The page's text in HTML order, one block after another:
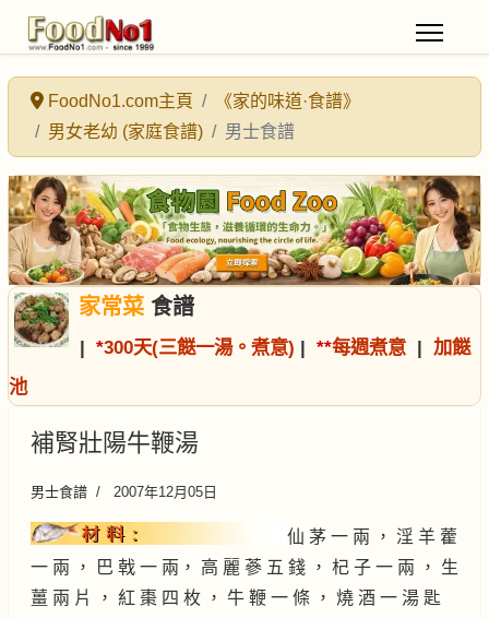
FoodNo1.com主頁
《家的味道·食譜》
男女老幼 (家庭食譜)
男士食譜
家常菜食譜
| *300天(三餸一湯。煮意) | **每週煮意 | 加餸
池
補腎壯陽牛鞭湯
男士食譜 2007年12月05日
仙 茅 一 兩 ， 淫 羊 藿
一 兩 ， 巴 戟 一 兩， 高 麗 蔘 五 錢 ， 杞 子 一 兩 ， 生
薑 兩 片 ， 紅 棗 四 枚 ， 牛 鞭 一 條 ， 燒 酒 一 湯 匙